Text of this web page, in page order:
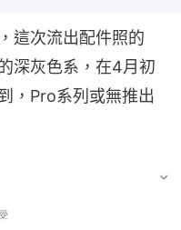
這次流出配件照的
深灰色系，在4月初
，Pro系列或無推出